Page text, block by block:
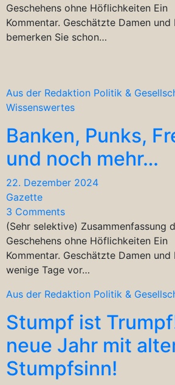
Geschehens ohne Höflichkeiten Ein
Kommentar. Geschätzte Damen und
bemerken Sie schon…
Aus der Redaktion Politik &
Wissenswertes
Banken, Punks,
und noch mehr…
22. Dezember 2024
Gazette
3 Comments
(Sehr selektive) Zusammenfassung
Geschehens ohne Höflichkeiten Ein
Kommentar. Geschätzte Damen und
wenige Tage vor…
Aus der Redaktion Politik &
Stumpf ist
neue Jahr mit
Stumpfsinn!